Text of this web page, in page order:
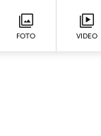
FOTO VIDEO